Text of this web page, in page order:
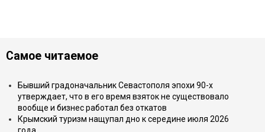
Самое читаемое
Бывший градоначальник Севастополя эпохи 90-х
утверждает, что в его время взяток не существовало
вообще и бизнес работал без откатов
Крымский туризм нащупал дно к середине июля 2026